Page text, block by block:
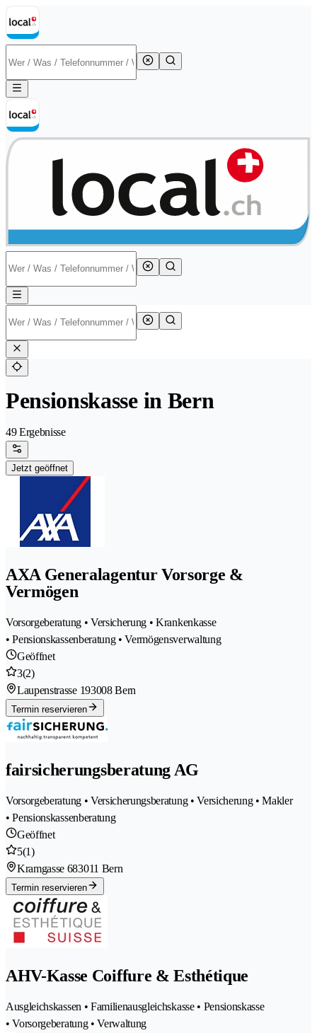
Pensionskasse in Bern
49 Ergebnisse
Jetzt geöffnet
AXA Generalagentur Vorsorge &
Vermögen
Vorsorgeberatung • Versicherung • Krankenkasse
• Pensionskassenberatung • Vermögensverwaltung
Geöffnet
3(2)
Laupenstrasse 193008 Bern
Termin reservieren
fairsicherungsberatung AG
Vorsorgeberatung • Versicherungsberatung • Versicherung • Makler
• Pensionskassenberatung
Geöffnet
5(1)
Kramgasse 683011 Bern
Termin reservieren
AHV-Kasse Coiffure & Esthétique
Ausgleichskassen • Familienausgleichskasse • Pensionskasse
• Vorsorgeberatung • Verwaltung